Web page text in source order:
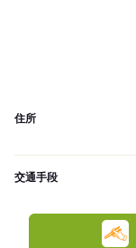
住所
交通手段